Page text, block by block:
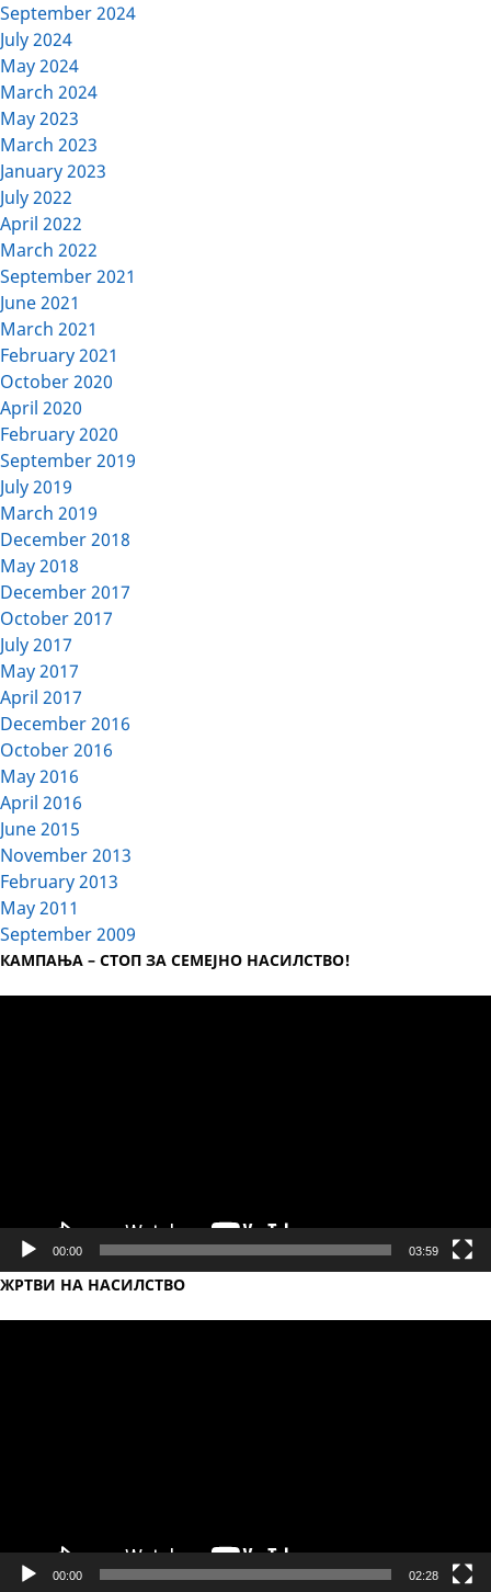
September 2024
July 2024
May 2024
March 2024
May 2023
March 2023
January 2023
July 2022
April 2022
March 2022
September 2021
June 2021
March 2021
February 2021
October 2020
April 2020
February 2020
September 2019
July 2019
March 2019
December 2018
May 2018
December 2017
October 2017
July 2017
May 2017
April 2017
December 2016
October 2016
May 2016
April 2016
June 2015
November 2013
February 2013
May 2011
September 2009
КАМПАЊА – СТОП ЗА СЕМЕЈНО НАСИЛСТВО!
00:00 03:59
ЖРТВИ НА НАСИЛСТВО
00:00 02:28